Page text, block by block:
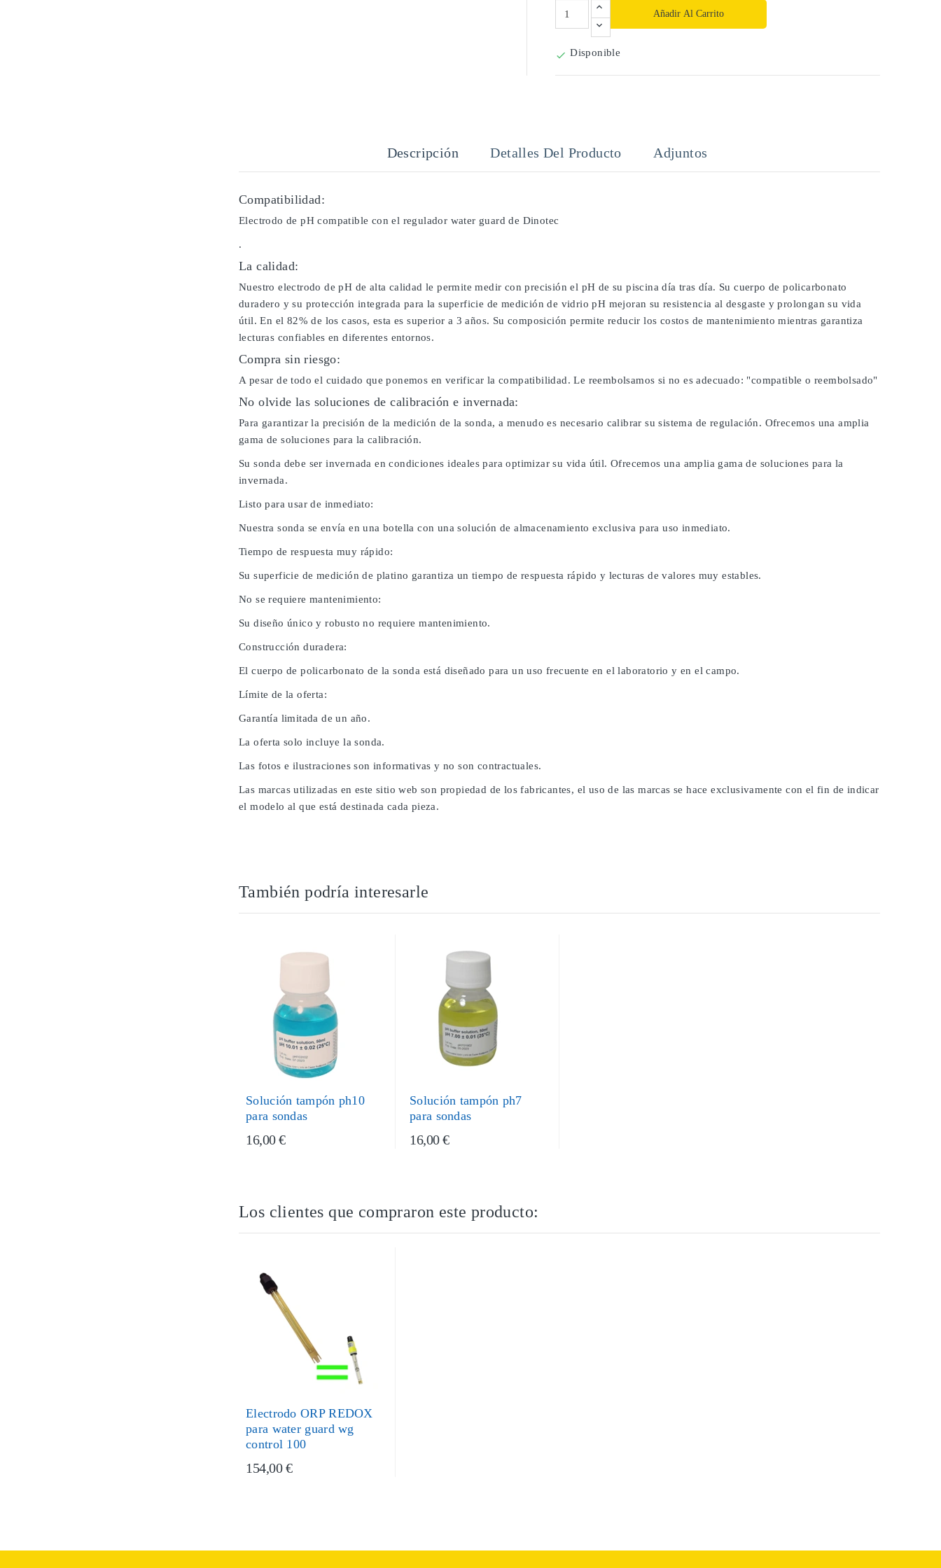
Añadir Al Carrito
 Disponible
Descripción Detalles Del Producto Adjuntos
Compatibilidad:
Electrodo de pH compatible con el regulador water guard de Dinotec
.
La calidad:
Nuestro electrodo de pH de alta calidad le permite medir con precisión el pH de su piscina día tras día. Su cuerpo de policarbonato
duradero y su protección integrada para la superficie de medición de vidrio pH mejoran su resistencia al desgaste y prolongan su vida
útil. En el 82% de los casos, esta es superior a 3 años. Su composición permite reducir los costos de mantenimiento mientras garantiza
lecturas confiables en diferentes entornos.
Compra sin riesgo:
A pesar de todo el cuidado que ponemos en verificar la compatibilidad. Le reembolsamos si no es adecuado: "compatible o reembolsado"
No olvide las soluciones de calibración e invernada:
Para garantizar la precisión de la medición de la sonda, a menudo es necesario calibrar su sistema de regulación. Ofrecemos una amplia
gama de soluciones para la calibración.
Su sonda debe ser invernada en condiciones ideales para optimizar su vida útil. Ofrecemos una amplia gama de soluciones para la
invernada.
Listo para usar de inmediato:
Nuestra sonda se envía en una botella con una solución de almacenamiento exclusiva para uso inmediato.
Tiempo de respuesta muy rápido:
Su superficie de medición de platino garantiza un tiempo de respuesta rápido y lecturas de valores muy estables.
No se requiere mantenimiento:
Su diseño único y robusto no requiere mantenimiento.
Construcción duradera:
El cuerpo de policarbonato de la sonda está diseñado para un uso frecuente en el laboratorio y en el campo.
Límite de la oferta:
Garantía limitada de un año.
La oferta solo incluye la sonda.
Las fotos e ilustraciones son informativas y no son contractuales.
Las marcas utilizadas en este sitio web son propiedad de los fabricantes, el uso de las marcas se hace exclusivamente con el fin de indicar
el modelo al que está destinada cada pieza.
También podría interesarle
Solución tampón ph10
para sondas
16,00 €
Solución tampón ph7
para sondas
16,00 €
Los clientes que compraron este producto:
Electrodo ORP REDOX
para water guard wg
control 100
154,00 €